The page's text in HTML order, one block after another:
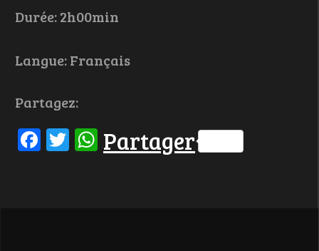
Durée: 2h00min
Langue: Français
Partagez:
Facebook
Twitter
WhatsApp
Partager